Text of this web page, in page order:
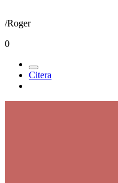
/Roger
0
Citera